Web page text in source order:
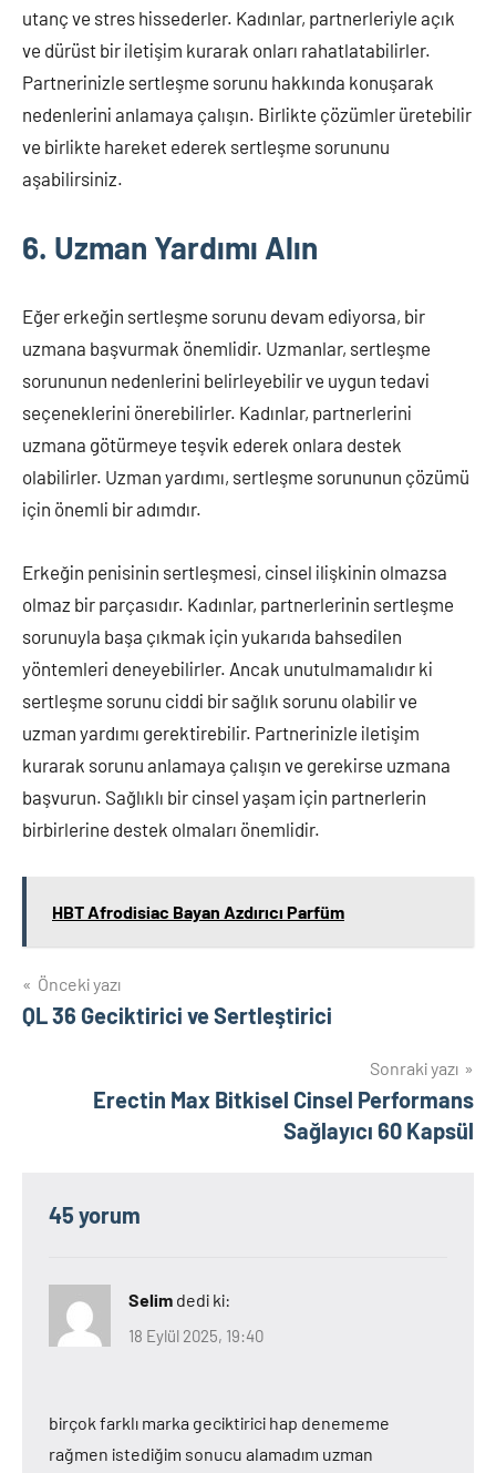
utanç ve stres hissederler. Kadınlar, partnerleriyle açık
ve dürüst bir iletişim kurarak onları rahatlatabilirler.
Partnerinizle sertleşme sorunu hakkında konuşarak
nedenlerini anlamaya çalışın. Birlikte çözümler üretebilir
ve birlikte hareket ederek sertleşme sorununu
aşabilirsiniz.
6. Uzman Yardımı Alın
Eğer erkeğin sertleşme sorunu devam ediyorsa, bir
uzmana başvurmak önemlidir. Uzmanlar, sertleşme
sorununun nedenlerini belirleyebilir ve uygun tedavi
seçeneklerini önerebilirler. Kadınlar, partnerlerini
uzmana götürmeye teşvik ederek onlara destek
olabilirler. Uzman yardımı, sertleşme sorununun çözümü
için önemli bir adımdır.
Erkeğin penisinin sertleşmesi, cinsel ilişkinin olmazsa
olmaz bir parçasıdır. Kadınlar, partnerlerinin sertleşme
sorunuyla başa çıkmak için yukarıda bahsedilen
yöntemleri deneyebilirler. Ancak unutulmamalıdır ki
sertleşme sorunu ciddi bir sağlık sorunu olabilir ve
uzman yardımı gerektirebilir. Partnerinizle iletişim
kurarak sorunu anlamaya çalışın ve gerekirse uzmana
başvurun. Sağlıklı bir cinsel yaşam için partnerlerin
birbirlerine destek olmaları önemlidir.
HBT Afrodisiac Bayan Azdırıcı Parfüm
Yazı
gezinmesi
Önceki yazı
QL 36 Geciktirici ve Sertleştirici
Sonraki yazı
Erectin Max Bitkisel Cinsel Performans
Sağlayıcı 60 Kapsül
45 yorum
Selim dedi ki:
18 Eylül 2025, 19:40
birçok farklı marka geciktirici hap denememe
rağmen istediğim sonucu alamadım uzman